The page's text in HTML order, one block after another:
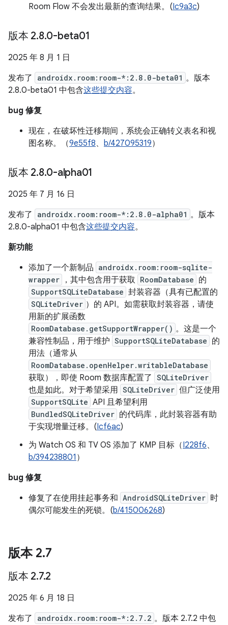
Room Flow 不会发出最新的查询结果。(Ic9a3c)
版本 2.8.0-beta01
2025 年 8 月 1 日
发布了
androidx.room:room-*:2.8.0-beta01 。版本
2.8.0-beta01 中包含这些提交内容。
bug 修复
现在，在破坏性迁移期间，系统会正确转义表名和视
图名称。（9e55f8、 b/427095319）
版本 2.8.0-alpha01
2025 年 7 月 16 日
发布了
androidx.room:room-*:2.8.0-alpha01 。版本
2.8.0-alpha01 中包含这些提交内容。
新功能
添加了一个新制品 androidx.room:room-sqlite-
wrapper
，其中包含用于获取 RoomDatabase 的
SupportSQLiteDatabase 封装容器（具有已配置的
SQLiteDriver ）的 API。如需获取封装容器，请使
用新的扩展函数
RoomDatabase.getSupportWrapper() 。这是一个
兼容性制品，用于维护 SupportSQLiteDatabase 的
用法（通常从
RoomDatabase.openHelper.writableDatabase
获取），即使 Room 数据库配置了 SQLiteDriver
也是如此。对于希望采用 SQLiteDriver 但广泛使用
SupportSQLite API 且希望利用
BundledSQLiteDriver 的代码库，此封装容器有助
于实现增量迁移。(Icf6ac)
为 Watch OS 和 TV OS 添加了 KMP 目标（I228f6、
b/394238801 ）
bug 修复
修复了在使用挂起事务和 AndroidSQLiteDriver 时
偶尔可能发生的死锁。(b/415006268)
版本 2.7
版本 2.7.2
2025 年 6 月 18 日
发布了
androidx.room:room-*:2.7.2 。版本 2.7.2 中包